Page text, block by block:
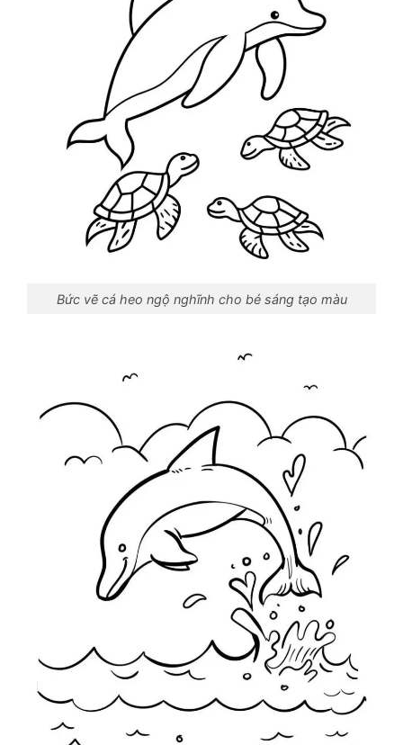
Bức vẽ cá heo ngộ nghĩnh cho bé sáng tạo màu